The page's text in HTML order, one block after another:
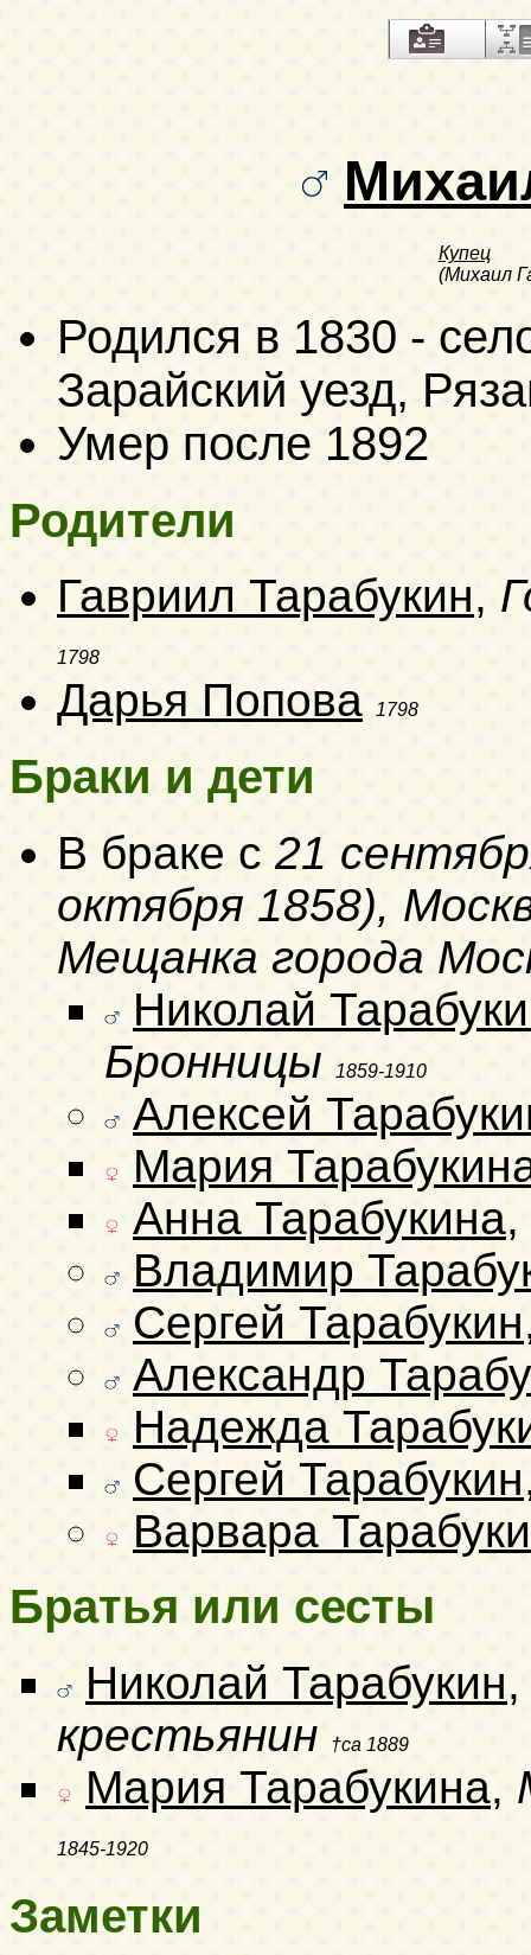
Купец
(Михаил
Родился в 1830 -
Зарайский уезд,
Умер после 1892
Родители
Гавриил Тарабукин,
1798
Дарья Попова 1798
Браки и дети
В браке с 21
октября 1858),
Мещанка города
Николай
Бронницы
1859-1910
Алексей
Мария
Анна Тарабукина,
Владимир
Сергей Тарабукин
Александр
Надежда
Сергей Тарабукин
Варвара
Братья или сесты
Николай Тарабукин
крестьянин
†ca 1889
Мария Тарабукина,
1845-1920
Заметки